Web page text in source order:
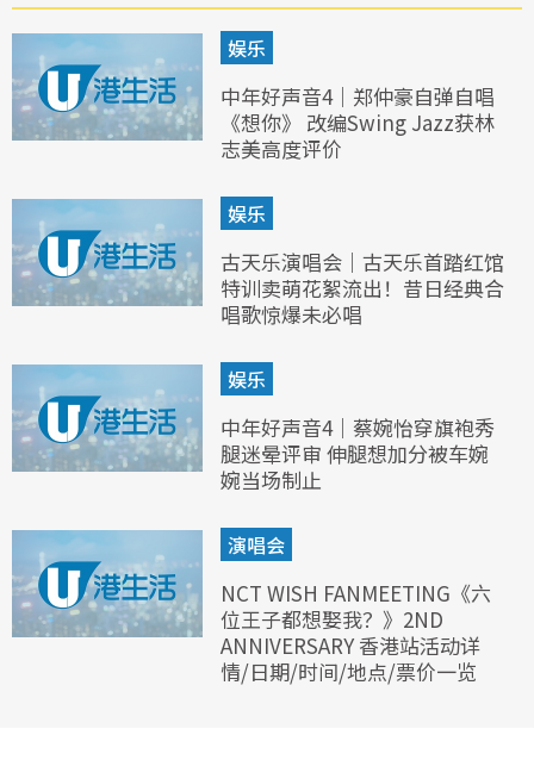
娱乐
中年好声音4｜郑仲豪自弹自唱
《想你》 改编Swing Jazz获林
志美高度评价
娱乐
古天乐演唱会｜古天乐首踏红馆
特训卖萌花絮流出！昔日经典合
唱歌惊爆未必唱
娱乐
中年好声音4｜蔡婉怡穿旗袍秀
腿迷晕评审 伸腿想加分被车婉
婉当场制止
演唱会
NCT WISH FANMEETING《六
位王子都想娶我？》2ND
ANNIVERSARY 香港站活动详
情/日期/时间/地点/票价一览